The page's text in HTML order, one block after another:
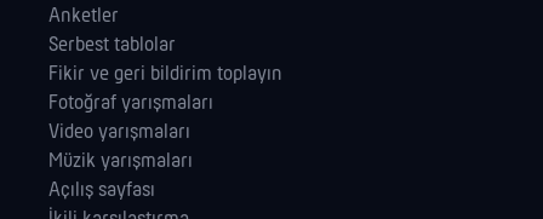
Anketler
Serbest tablolar
Fikir ve geri bildirim toplayın
Fotoğraf yarışmaları
Video yarışmaları
Müzik yarışmaları
Açılış sayfası